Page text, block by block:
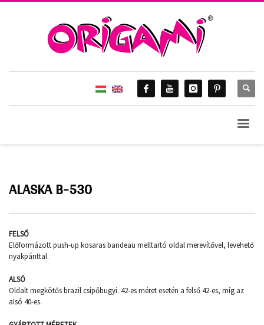
ALASKA B-530
FELSŐ
Előformázott push-up kosaras bandeau melltartó oldal merevítővel, levehető
nyakpánttal.
ALSÓ
Oldalt megkötős brazil csípőbugyi. 42-es méret esetén a felső 42-es, míg az
alsó 40-es.